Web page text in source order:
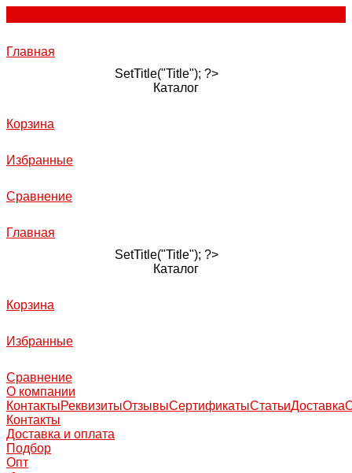
Главная
SetTitle("Title"); ?>
Каталог
Корзина
Избранные
Сравнение
Главная
SetTitle("Title"); ?>
Каталог
Корзина
Избранные
Сравнение
О компании
КонтактыРеквизитыОтзывыСертификатыСтатьиДоставка
Контакты
Доставка и оплата
Подбор
Опт